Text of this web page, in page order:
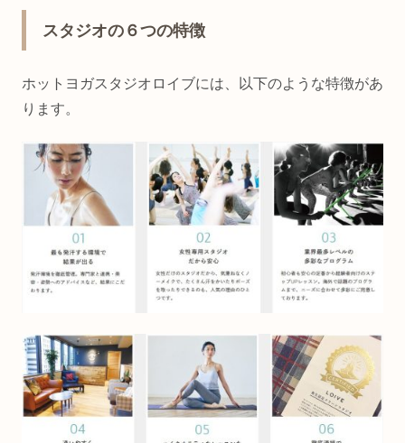
スタジオの６つの特徴
ホットヨガスタジオロイブには、以下のような特徴があ
ります。